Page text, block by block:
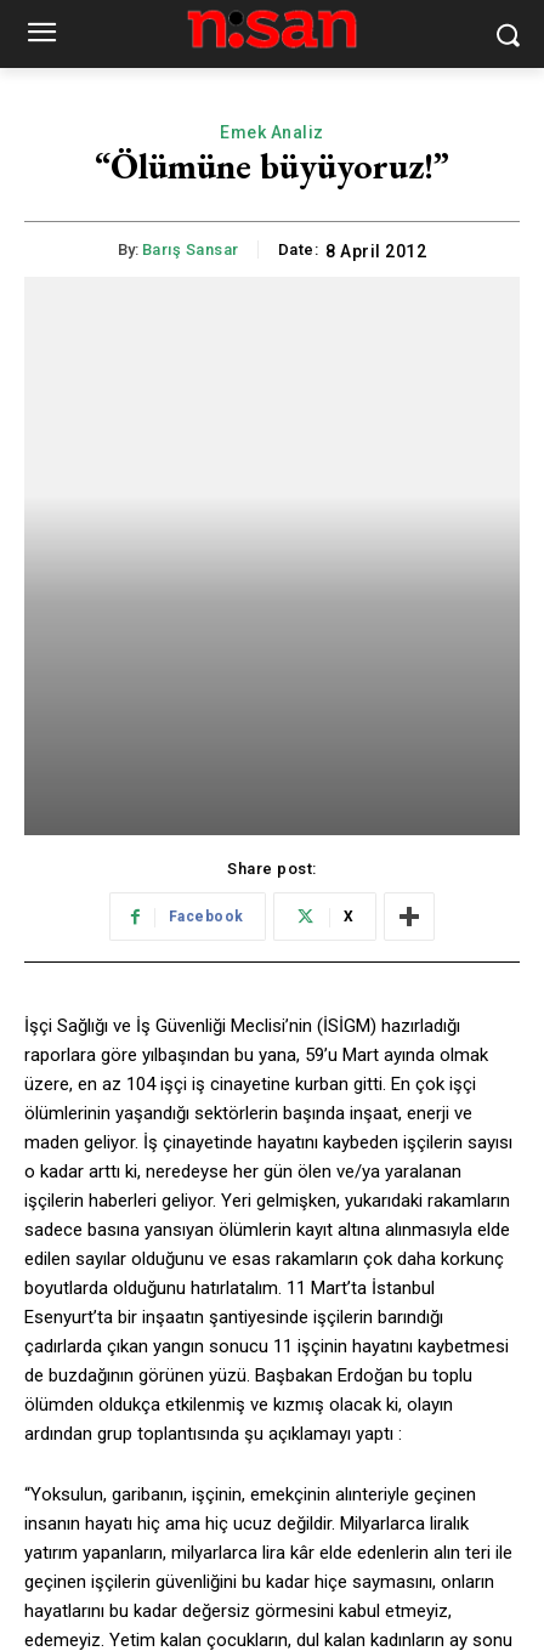
Emek Analiz
“Ölümüne büyüyoruz!”
By: Barış Sansar Date: 8 April 2012
Share post:
Facebook X
İşçi Sağlığı ve İş Güvenliği Meclisi’nin (İSİGM) hazırladığı
raporlara göre yılbaşından bu yana, 59’u Mart ayında olmak
üzere, en az 104 işçi iş cinayetine kurban gitti. En çok işçi
ölümlerinin yaşandığı sektörlerin başında inşaat, enerji ve
maden geliyor. İş çinayetinde hayatını kaybeden işçilerin sayısı
o kadar arttı ki, neredeyse her gün ölen ve/ya yaralanan
işçilerin haberleri geliyor. Yeri gelmişken, yukarıdaki rakamların
sadece basına yansıyan ölümlerin kayıt altına alınmasıyla elde
edilen sayılar olduğunu ve esas rakamların çok daha korkunç
boyutlarda olduğunu hatırlatalım. 11 Mart’ta İstanbul
Esenyurt’ta bir inşaatın şantiyesinde işçilerin barındığı
çadırlarda çıkan yangın sonucu 11 işçinin hayatını kaybetmesi
de buzdağının görünen yüzü. Başbakan Erdoğan bu toplu
ölümden oldukça etkilenmiş ve kızmış olacak ki, olayın
ardından grup toplantısında şu açıklamayı yaptı :
“Yoksulun, garibanın, işçinin, emekçinin alınteriyle geçinen
insanın hayatı hiç ama hiç ucuz değildir. Milyarlarca liralık
yatırım yapanların, milyarlarca lira kâr elde edenlerin alın teri ile
geçinen işçilerin güvenliğini bu kadar hiçe saymasını, onların
hayatlarını bu kadar değersiz görmesini kabul etmeyiz,
edemeyiz. Yetim kalan çocukların, dul kalan kadınların ay sonu